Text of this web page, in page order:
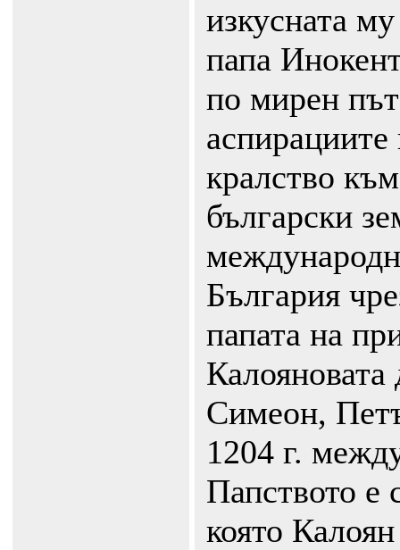
изкусната
папа
по мирен
аспирациите
кралство
български
България
папата на
Калояновата
Симеон,
1204 г.
Папството е
която